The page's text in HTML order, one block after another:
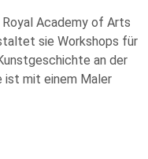
Academy of Arts
sie Workshops für
an der
ist mit einem Maler